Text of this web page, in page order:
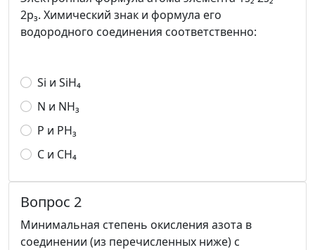
2p₃. Химический знак и формула его
водородного соединения соответственно:
Si и SiH₄
N и NH₃
Р и РН₃
С и СH₄
Вопрос 2
Минимальная степень окисления азота в
соединении (из перечисленных ниже) с